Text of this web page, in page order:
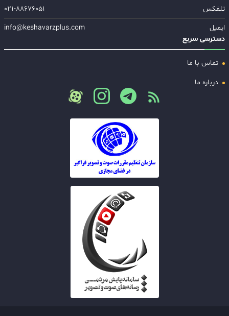
تلفکس
۰۲۱-۸۸۶۷۶۰۵۱
ایمیل
info@keshavarzplus.com
دسترسی سریع
تماس با ما
درباره ما